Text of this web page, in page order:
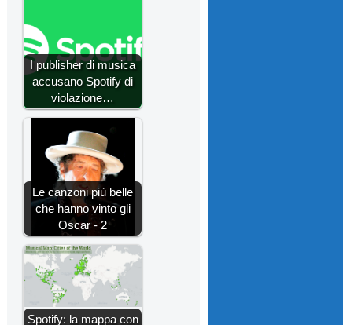
I publisher di musica
accusano Spotify di
violazione…
Le canzoni più belle
che hanno vinto gli
Oscar - 2
Spotify: la mappa con